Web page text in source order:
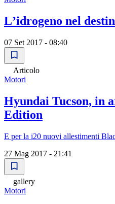
Lʼidrogeno nel
07 Set 2017 - 08:40
Articolo
Motori
Hyundai Tucson, in
Edition
E per la i20 nuovi allestimenti
27 Mag 2017 - 21:41
gallery
Motori